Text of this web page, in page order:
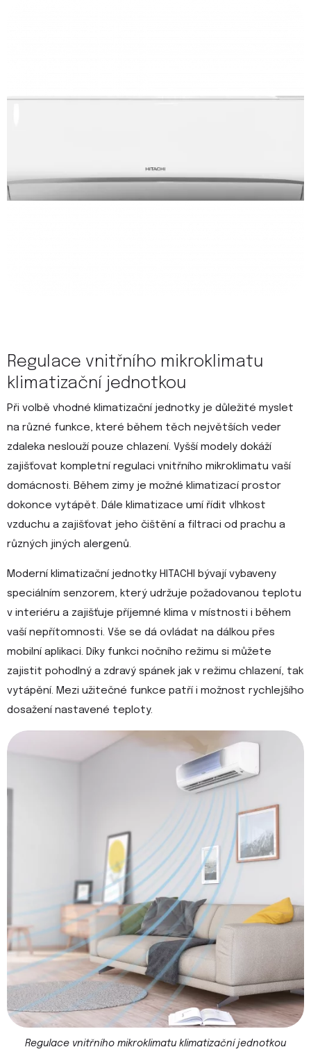
Regulace vnitřního mikroklimatu
klimatizační jednotkou
Při volbě vhodné klimatizační jednotky je důležité myslet
na různé funkce, které během těch největších veder
zdaleka neslouží pouze chlazení. Vyšší modely dokáží
zajišťovat kompletní regulaci vnitřního mikroklimatu vaší
domácnosti. Během zimy je možné klimatizací prostor
dokonce vytápět. Dále klimatizace umí řídit vlhkost
vzduchu a zajišťovat jeho čištění a filtraci od prachu a
různých jiných alergenů.
Moderní klimatizační jednotky HITACHI bývají vybaveny
speciálním senzorem, který udržuje požadovanou teplotu
v interiéru a zajišťuje příjemné klima v místnosti i během
vaší nepřítomnosti. Vše se dá ovládat na dálkou přes
mobilní aplikaci. Díky funkci nočního režimu si můžete
zajistit pohodlný a zdravý spánek jak v režimu chlazení, tak
vytápění. Mezi užitečné funkce patří i možnost rychlejšího
dosažení nastavené teploty.
Regulace vnitřního mikroklimatu klimatizační jednotkou